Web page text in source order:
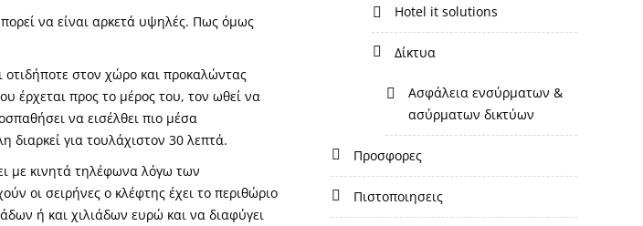
να είναι αρκετά υψηλές. Πως όμως
οτιδήποτε στον χώρο και προκαλώντας
έρχεται προς το μέρος του, τον ωθεί να
να εισέλθει πιο μέσα
διαρκεί για τουλάχιστον 30 λεπτά.
με κινητά τηλέφωνα λόγω των
οι σειρήνες ο κλέφτης έχει το περιθώριο
ή και χιλιάδων ευρώ και να διαφύγει
hotel it solutions
δίκτυα
ασφάλεια ενσύρματων &
ασύρματων δικτύων
προσφορες
πιστοποιησεις